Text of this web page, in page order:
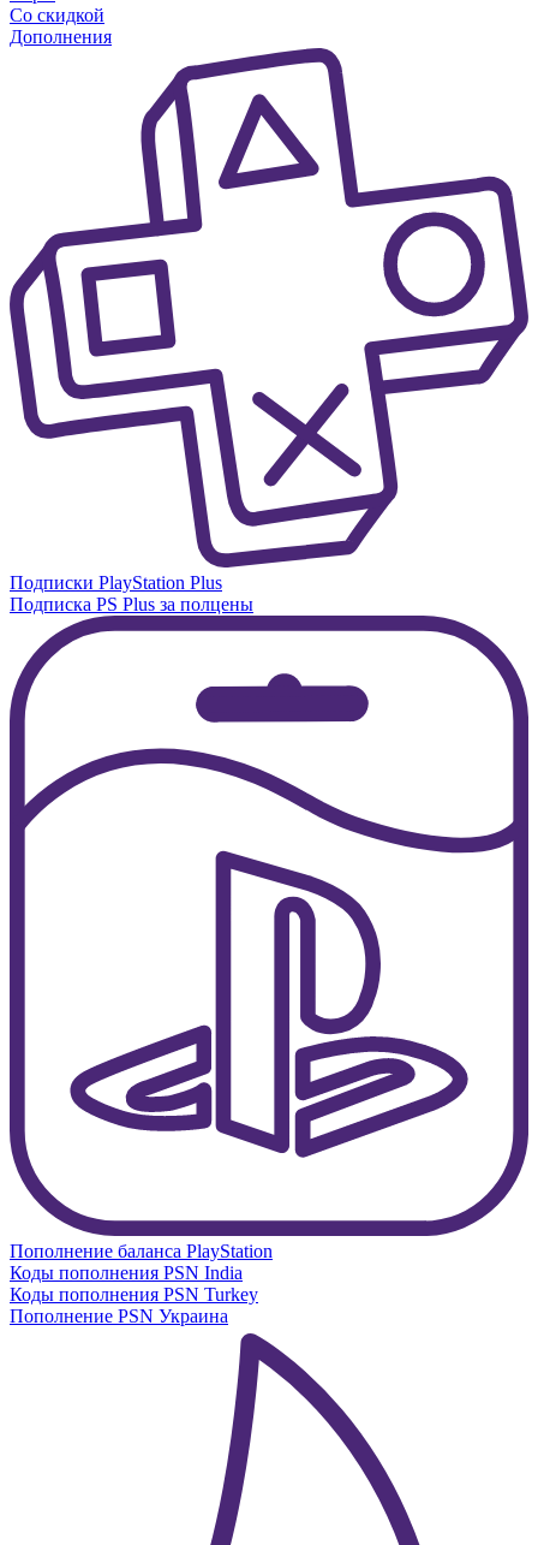
Со скидкой
Дополнения
Подписки PlayStation Plus
Подписка PS Plus за полцены
Пополнение баланса PlayStation
Коды пополнения PSN India
Коды пополнения PSN Turkey
Пополнение PSN Украина